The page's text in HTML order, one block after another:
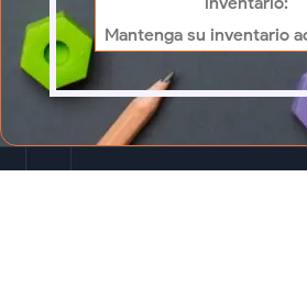
Mantenga su inventario